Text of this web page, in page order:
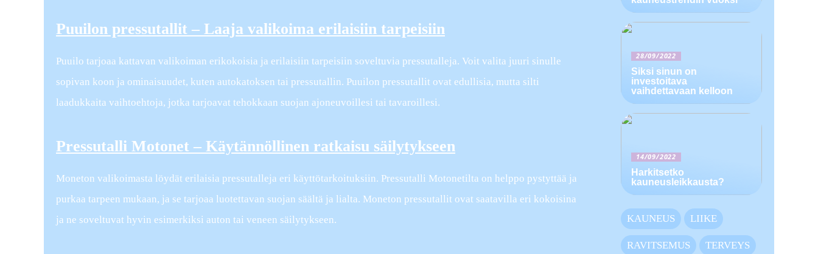
Puuilon pressutallit – Laaja valikoima erilaisiin tarpeisiin
Puuilo tarjoaa kattavan valikoiman erikokoisia ja erilaisiin tarpeisiin soveltuvia pressutalleja. Voit valita juuri sinulle
sopivan koon ja ominaisuudet, kuten autokatoksen tai pressutallin. Puuilon pressutallit ovat edullisia, mutta silti
laadukkaita vaihtoehtoja, jotka tarjoavat tehokkaan suojan ajoneuvoillesi tai tavaroillesi.
Pressutalli Motonet – Käytännöllinen ratkaisu säilytykseen
Moneton valikoimasta löydät erilaisia pressutalleja eri käyttötarkoituksiin. Pressutalli Motonetilta on helppo pystyttää ja
purkaa tarpeen mukaan, ja se tarjoaa luotettavan suojan säältä ja lialta. Moneton pressutallit ovat saatavilla eri kokoisina
ja ne soveltuvat hyvin esimerkiksi auton tai veneen säilytykseen.
28/09/2022
Siksi sinun on
investoitava
vaihdettavaan kelloon
14/09/2022
Harkitsetko
kauneusleikkausta?
KAUNEUS LIIKE
RAVITSEMUS TERVEYS